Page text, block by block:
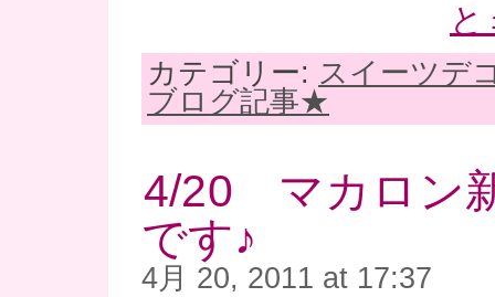
カテゴリー: スイーツデ
ブログ記事★
4/20 マカロン
です♪
4月 20, 2011 at 17:37